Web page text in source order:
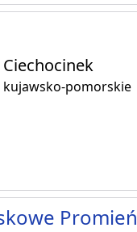
Ciechocinek
kujawsko-pomorskie
Promień